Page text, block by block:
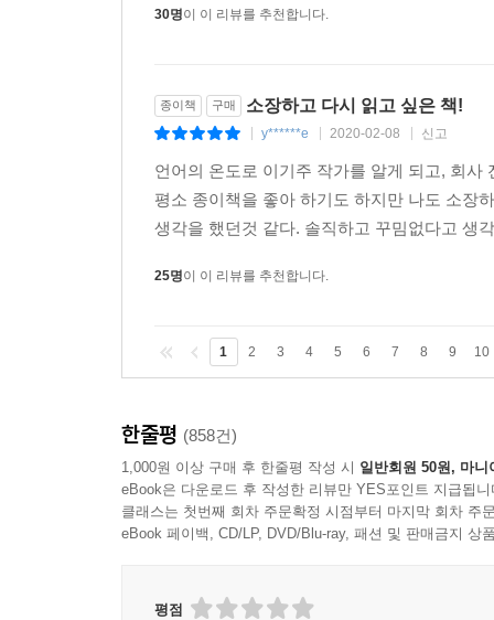
30명이 이 리뷰를 추천합니다.
종이책 구매 소장하고 다시 읽고 싶은 책!
y******e 2020-02-08 신고
언어의 온도로 이기주 작가를 알게 되고, 회
평소 종이책을 좋아 하기도 하지만 나도 소장
생각을 했던것 같다. 솔직하고 꾸밈없다고 생
25명이 이 리뷰를 추천합니다.
1 2 3 4 5 6 7 8 9 10
한줄평 (858건)
1,000원 이상 구매 후 한줄평 작성 시 일반회원 50원, 마니
eBook은 다운로드 후 작성한 리뷰만 YES포인트 지급됩니
클래스는 첫번째 회차 주문확정 시점부터 마지막 회차 주
eBook 페이백, CD/LP, DVD/Blu-ray, 패션 및 판매금지 상
평점